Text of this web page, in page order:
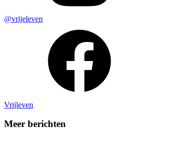
@vrijeleven
Vrijleven
Meer berichten